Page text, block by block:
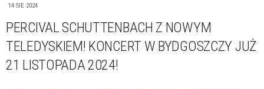
14 SIE 2024
PERCIVAL SCHUTTENBACH Z NOWYM
TELEDYSKIEM! KONCERT W BYDGOSZCZY JUŻ
21 LISTOPADA 2024!